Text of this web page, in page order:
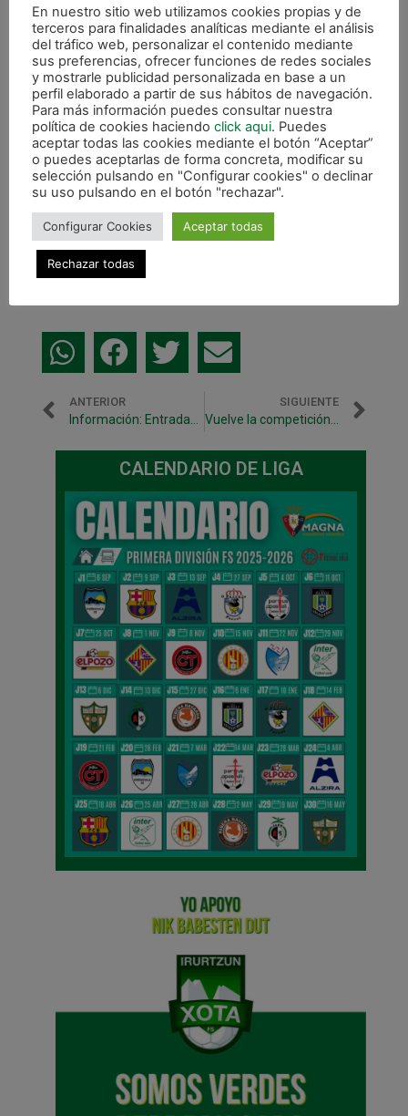
luchar por eso es nuestro vestuario.»
ANTERIOR
Información: Entradas Osasuna Magna vs Movistar Inter
SIGUIENTE
Vuelve la competición al Anaitasuna con la visita del líder Movistar Inter
CALENDARIO DE LIGA
En nuestro sitio web utilizamos cookies propias y de
terceros para finalidades analíticas mediante el análisis
del tráfico web, personalizar el contenido mediante
sus preferencias, ofrecer funciones de redes sociales
y mostrarle publicidad personalizada en base a un
perfil elaborado a partir de sus hábitos de navegación.
Para más información puedes consultar nuestra
política de cookies haciendo click aqui. Puedes
aceptar todas las cookies mediante el botón “Aceptar”
o puedes aceptarlas de forma concreta, modificar su
selección pulsando en "Configurar cookies" o declinar
su uso pulsando en el botón "rechazar".
Configurar Cookies Aceptar todas
Rechazar todas